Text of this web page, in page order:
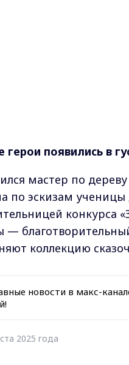
появились в
мастер по
по эскизам
конкурса
—
коллекцию
новости в макс-
2025 года